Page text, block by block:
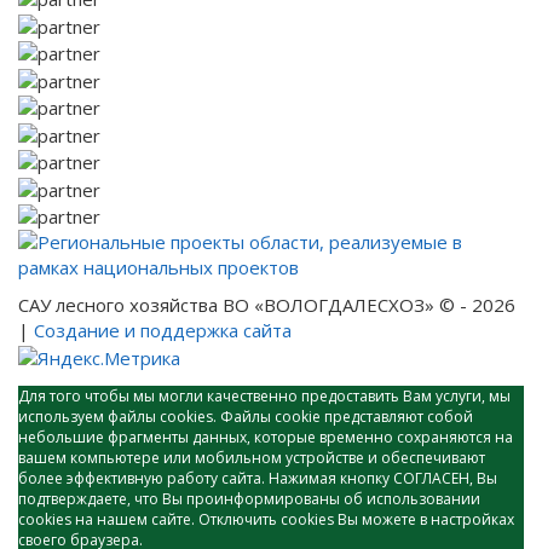
САУ лесного хозяйства ВО «ВОЛОГДАЛЕСХОЗ» © - 2026
| Создание и поддержка сайта
Для того чтобы мы могли качественно предоставить Вам услуги, мы
используем файлы cookies. Файлы cookie представляют собой
небольшие фрагменты данных, которые временно сохраняются на
вашем компьютере или мобильном устройстве и обеспечивают
более эффективную работу сайта. Нажимая кнопку СОГЛАСЕН, Вы
подтверждаете, что Вы проинформированы об использовании
cookies на нашем сайте. Отключить cookies Вы можете в настройках
своего браузера.